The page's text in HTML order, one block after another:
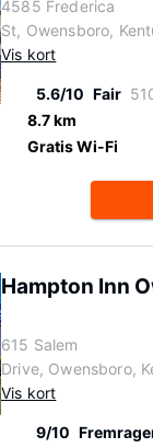
4585 Frederica
St, Owensboro,
Vis kort
5.6/10 Fair
8.7 km
Gratis Wi-Fi
Hampton Inn
615 Salem
Drive, Owensboro,
Vis kort
9/10